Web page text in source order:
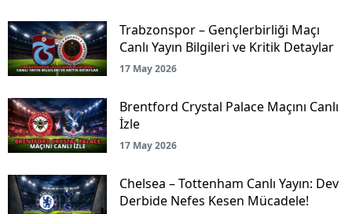
Trabzonspor – Gençlerbirliği Maçı
Canlı Yayın Bilgileri ve Kritik Detaylar
17 May 2026
Brentford Crystal Palace Maçını Canlı
İzle
17 May 2026
Chelsea – Tottenham Canlı Yayın: Dev
Derbide Nefes Kesen Mücadele!